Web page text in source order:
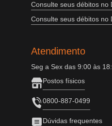
Consulte seus débitos no
Consulte seus débitos no
Atendimento
Seg a Sex das 9:00 às
Postos físicos
0800-887-0499
Dúvidas frequentes